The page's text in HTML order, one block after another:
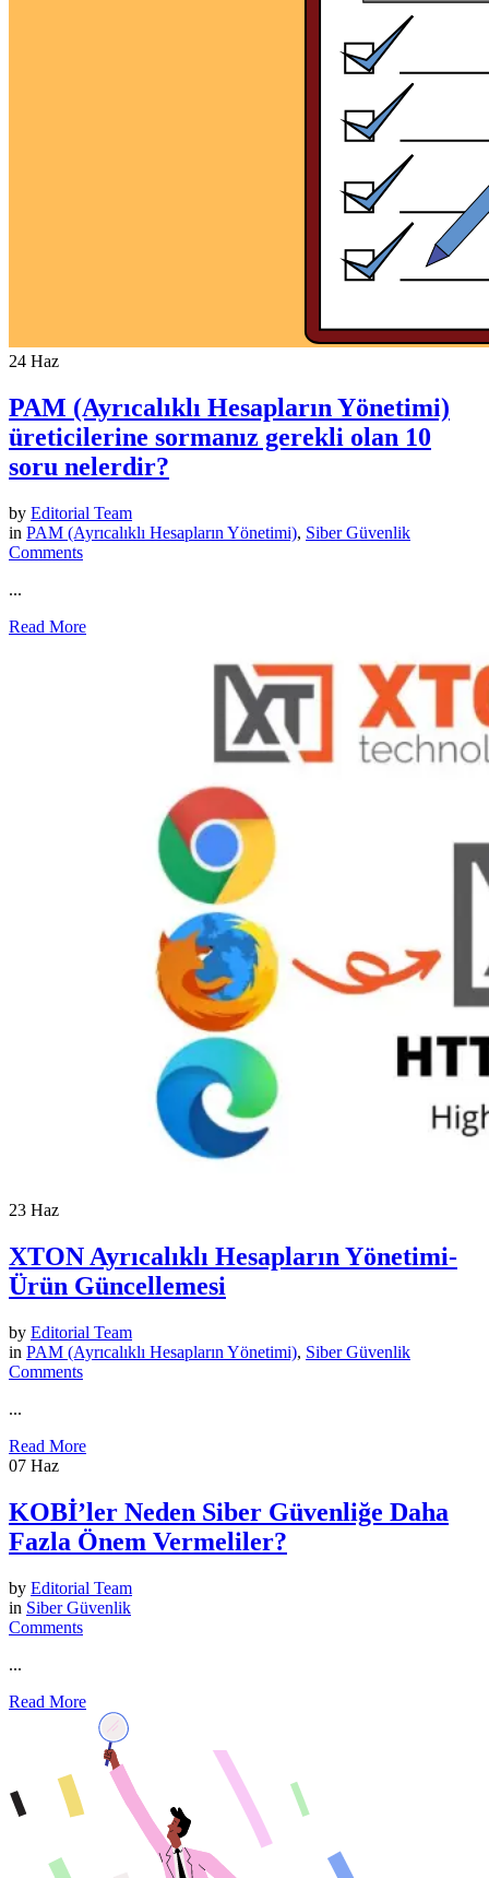
24 Haz
PAM (Ayrıcalıklı Hesapların Yönetimi)
üreticilerine sormanız gerekli olan 10
soru nelerdir?
by Editorial Team
in PAM (Ayrıcalıklı Hesapların Yönetimi), Siber Güvenlik
Comments
...
Read More
23 Haz
XTON Ayrıcalıklı Hesapların Yönetimi-
Ürün Güncellemesi
by Editorial Team
in PAM (Ayrıcalıklı Hesapların Yönetimi), Siber Güvenlik
Comments
...
Read More
07 Haz
KOBİ’ler Neden Siber Güvenliğe Daha
Fazla Önem Vermeliler?
by Editorial Team
in Siber Güvenlik
Comments
...
Read More